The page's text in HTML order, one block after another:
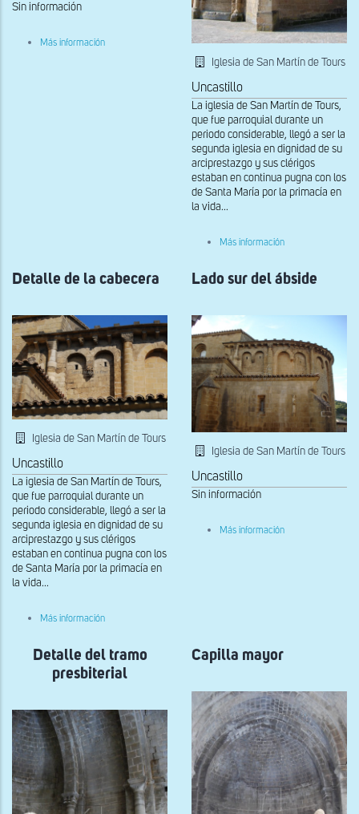
Sin información
Más información
Iglesia de San Martín de Tours
Uncastillo
La iglesia de San Martín de Tours,
que fue parroquial durante un
periodo considerable, llegó a ser la
segunda iglesia en dignidad de su
arciprestazgo y sus clérigos
estaban en continua pugna con los
de Santa María por la primacía en
la vida...
Más información
del
Detalle de la cabecera
Iglesia de San Martín de Tours
Uncastillo
La iglesia de San Martín de Tours,
que fue parroquial durante un
periodo considerable, llegó a ser la
segunda iglesia en dignidad de su
arciprestazgo y sus clérigos
estaban en continua pugna con los
de Santa María por la primacía en
la vida...
Más información
la
Lado sur del ábside
Iglesia de San Martín de Tours
Uncastillo
Sin información
Más información
Detalle del tramo
presbiterial
Capilla mayor